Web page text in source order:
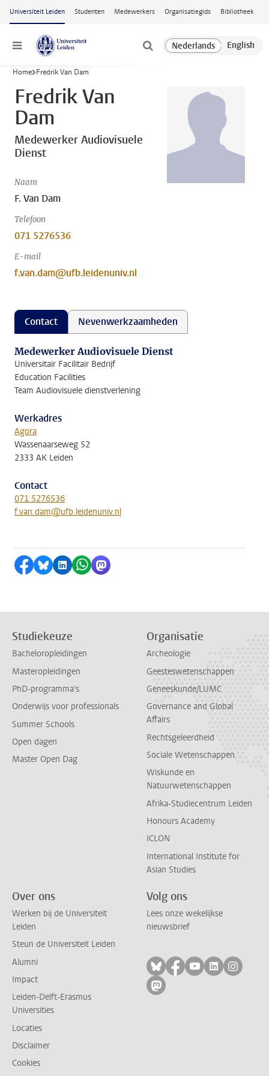
Ga naar hoofdinhoud
Universiteit Leiden Studenten Medewerkers Organisatiegids Bibliotheek
Menu
Home Fredrik Van Dam
Fredrik Van
Dam
Medewerker Audiovisuele
Dienst
Naam
F. Van Dam
Telefoon
071 5276536
E-mail
f.van.dam@ufb.leidenuniv.nl
Contact Nevenwerkzaamheden
Medewerker Audiovisuele Dienst
Universitair Facilitair Bedrijf
Education Facilities
Team Audiovisuele dienstverlening
Werkadres
Agora
Wassenaarseweg 52
2333 AK Leiden
Contact
071 5276536
f.van.dam@ufb.leidenuniv.nl
Delen op Facebook
Delen via Bluesky
Delen op LinkedIn
Delen via WhatsApp
Delen via Mastodon
Studiekeuze
Bacheloropleidingen
Masteropleidingen
PhD-programma's
Onderwijs voor professionals
Summer Schools
Open dagen
Master Open Dag
Organisatie
Archeologie
Geesteswetenschappen
Geneeskunde/LUMC
Governance and Global
Affairs
Rechtsgeleerdheid
Sociale Wetenschappen
Wiskunde en
Natuurwetenschappen
Afrika-Studiecentrum Leiden
Honours Academy
ICLON
International Institute for
Asian Studies
Over ons
Werken bij de Universiteit
Leiden
Steun de Universiteit Leiden
Alumni
Impact
Leiden-Delft-Erasmus
Universities
Locaties
Disclaimer
Cookies
Volg ons
Lees onze wekelijkse
nieuwsbrief
Volg ons op bluesky
Volg ons op
Volg ons op
Volg ons
Volg
Volg ons op mastodon